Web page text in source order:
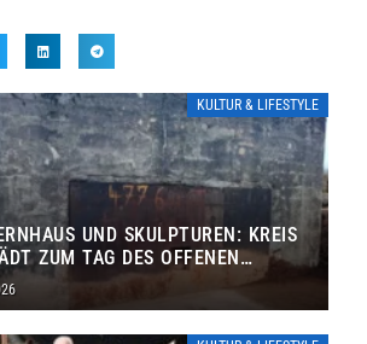
KULTUR & LIFESTYLE
UND SKULPTUREN: KREIS
ZUM TAG DES OFFENEN